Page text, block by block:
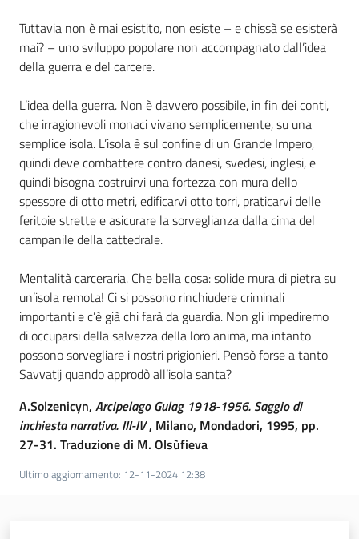
Tuttavia non è mai esistito, non esiste – e chissà se esisterà
mai? – uno sviluppo popolare non accompagnato dall’idea
della guerra e del carcere.
L’idea della guerra. Non è davvero possibile, in fin dei conti,
che irragionevoli monaci vivano semplicemente, su una
semplice isola. L’isola è sul confine di un Grande Impero,
quindi deve combattere contro danesi, svedesi, inglesi, e
quindi bisogna costruirvi una fortezza con mura dello
spessore di otto metri, edificarvi otto torri, praticarvi delle
feritoie strette e asicurare la sorveglianza dalla cima del
campanile della cattedrale.
Mentalità carceraria. Che bella cosa: solide mura di pietra su
un’isola remota! Ci si possono rinchiudere criminali
importanti e c’è già chi farà da guardia. Non gli impediremo
di occuparsi della salvezza della loro anima, ma intanto
possono sorvegliare i nostri prigionieri. Pensò forse a tanto
Savvatij quando approdò all’isola santa?
A.Solzenicyn, Arcipelago Gulag 1918-1956. Saggio di
inchiesta narrativa. III-IV, Milano, Mondadori, 1995, pp.
27-31. Traduzione di M. Olsùfieva
Ultimo aggiornamento: 12-11-2024 12:38